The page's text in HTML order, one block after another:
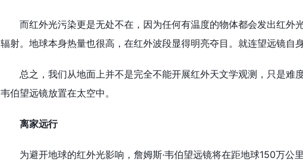
而红外光污染更是无处不在，因为任何有温度的物体都会发出红外
辐射。地球本身热量也很高，在红外波段显得明亮夺目。就连望远镜自
总之，我们从地面上并不是完全不能开展红外天文学观测，只是难
韦伯望远镜放置在太空中。
离家远行
为避开地球的红外光影响，詹姆斯·韦伯望远镜将在距地球150万公